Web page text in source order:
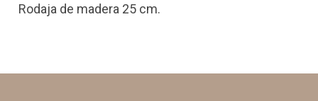
Rodaja de madera 25 cm.